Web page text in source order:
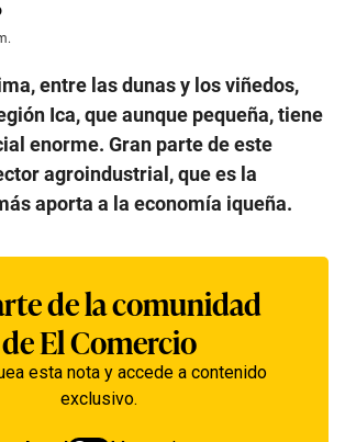
entre las dunas y los viñedos,
Ica, que aunque pequeña, tiene
enorme. Gran parte de este
agroindustrial, que es la
aporta a la economía iqueña.